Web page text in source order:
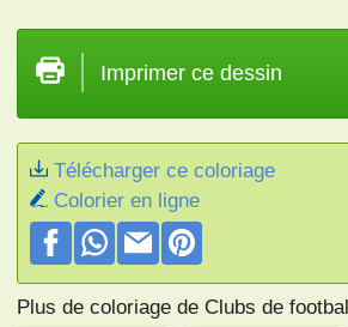
Imprimer ce dessin
Télécharger ce coloriage
Colorier en ligne
Plus de coloriage de Clubs de